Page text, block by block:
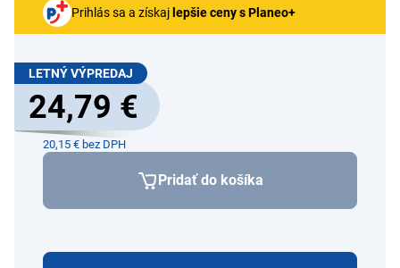
Prihlás sa a získaj lepšie ceny s Planeo+
LETNÝ VÝPREDAJ
24,79 €
20,15 € bez DPH
Pridať do košíka